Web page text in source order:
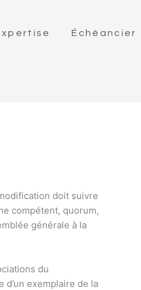
Échéancier
doit suivre
compétent, quorum,
générale à la
du
exemplaire de la